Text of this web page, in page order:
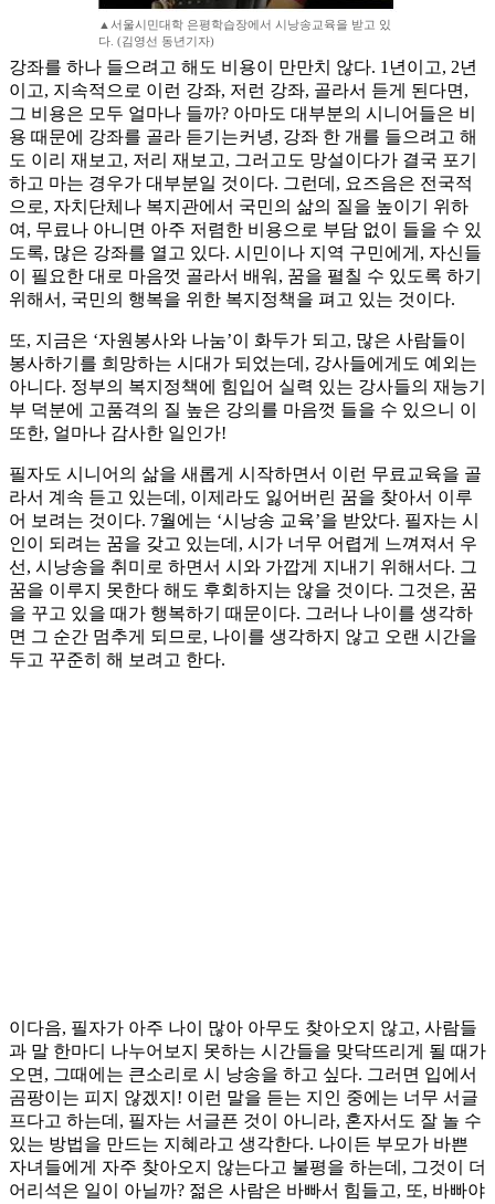
▲서울시민대학 은평학습장에서 시낭송교육을 받고 있
다. (김영선 동년기자)
강좌를 하나 들으려고 해도 비용이 만만치 않다. 1년이고, 2년
이고, 지속적으로 이런 강좌, 저런 강좌, 골라서 듣게 된다면,
그 비용은 모두 얼마나 들까? 아마도 대부분의 시니어들은 비
용 때문에 강좌를 골라 듣기는커녕, 강좌 한 개를 들으려고 해
도 이리 재보고, 저리 재보고, 그러고도 망설이다가 결국 포기
하고 마는 경우가 대부분일 것이다. 그런데, 요즈음은 전국적
으로, 자치단체나 복지관에서 국민의 삶의 질을 높이기 위하
여, 무료나 아니면 아주 저렴한 비용으로 부담 없이 들을 수 있
도록, 많은 강좌를 열고 있다. 시민이나 지역 구민에게, 자신들
이 필요한 대로 마음껏 골라서 배워, 꿈을 펼칠 수 있도록 하기
위해서, 국민의 행복을 위한 복지정책을 펴고 있는 것이다.
또, 지금은 ‘자원봉사와 나눔’이 화두가 되고, 많은 사람들이
봉사하기를 희망하는 시대가 되었는데, 강사들에게도 예외는
아니다. 정부의 복지정책에 힘입어 실력 있는 강사들의 재능기
부 덕분에 고품격의 질 높은 강의를 마음껏 들을 수 있으니 이
또한, 얼마나 감사한 일인가!
필자도 시니어의 삶을 새롭게 시작하면서 이런 무료교육을 골
라서 계속 듣고 있는데, 이제라도 잃어버린 꿈을 찾아서 이루
어 보려는 것이다. 7월에는 ‘시낭송 교육’을 받았다. 필자는 시
인이 되려는 꿈을 갖고 있는데, 시가 너무 어렵게 느껴져서 우
선, 시낭송을 취미로 하면서 시와 가깝게 지내기 위해서다. 그
꿈을 이루지 못한다 해도 후회하지는 않을 것이다. 그것은, 꿈
을 꾸고 있을 때가 행복하기 때문이다. 그러나 나이를 생각하
면 그 순간 멈추게 되므로, 나이를 생각하지 않고 오랜 시간을
두고 꾸준히 해 보려고 한다.
이다음, 필자가 아주 나이 많아 아무도 찾아오지 않고, 사람들
과 말 한마디 나누어보지 못하는 시간들을 맞닥뜨리게 될 때가
오면, 그때에는 큰소리로 시 낭송을 하고 싶다. 그러면 입에서
곰팡이는 피지 않겠지! 이런 말을 듣는 지인 중에는 너무 서글
프다고 하는데, 필자는 서글픈 것이 아니라, 혼자서도 잘 놀 수
있는 방법을 만드는 지혜라고 생각한다. 나이든 부모가 바쁜
자녀들에게 자주 찾아오지 않는다고 불평을 하는데, 그것이 더
어리석은 일이 아닐까? 젊은 사람은 바빠서 힘들고, 또, 바빠야